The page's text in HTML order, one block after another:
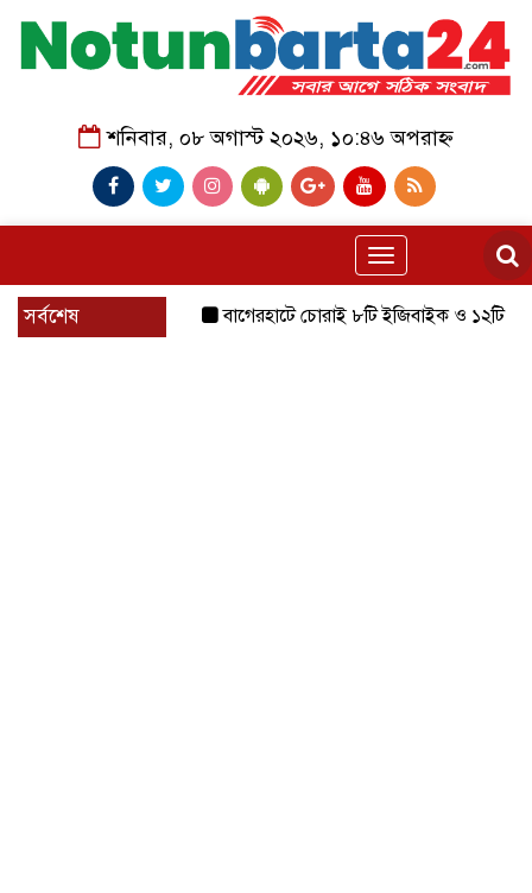
শনিবার, ০৮ অগাস্ট ২০২৬, ১০:৪৬ অপরাহ্ন
Toggle
navigation
সর্বশেষ বাগেরহাটে চোরাই ৮টি ইজিবাইক ও ১২টি